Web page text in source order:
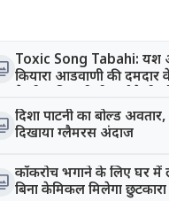
Toxic Song Tabahi: यश
कियारा आडवाणी की दमदार
मीडिया पर छाया गाना
दिशा पाटनी का बोल्ड
दिखाया ग्लैमरस अंदाज
कॉकरोच भगाने के लिए घर में
बिना केमिकल मिलेगा छुटकारा